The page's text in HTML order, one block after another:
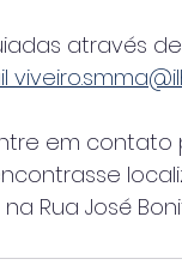
através
em contato
na Rua José